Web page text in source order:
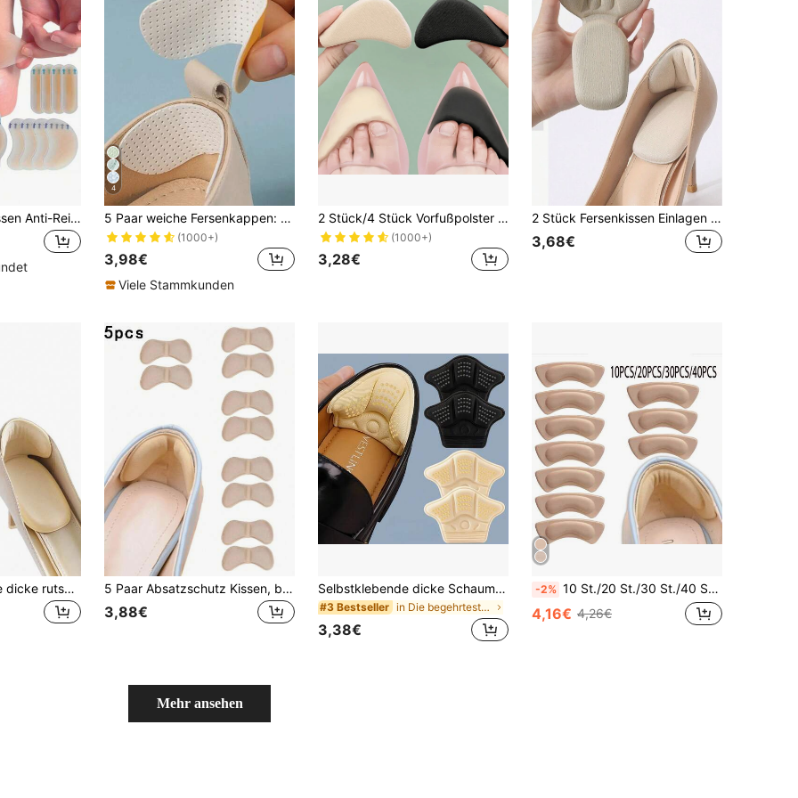
20 Stück Fersenkissen Anti-Reibung Fußschutzpads: Geeignet für Outdoor, Sport, Reisen, Zuhause, Büro, Schule und andere Anlässe, können als Fersenkissen, Schuhfutter, selbstklebende vakuumgeformte Pads zur Schmerzlinderung und Fußpflege verwendet werden
4
5 Paar weiche Fersenkappen: rutschfest, stoßabsorbierend, Fersenpolster, unsichtbare Fersenauskleidungen, geeignet für High Heels und Sneaker, schützt Fersen und Bögen, unisex Schuhzubehör
(1000+)
3,98€
Viele Stammkunden
2 Stück/4 Stück Vorfußpolster Einlegesohlen für Frauen, lindern Schmerzen, reduzieren Schuhgröße, verbessern Passform, Komfort und Schutz für High Heels, Schuhe und Stiefel. Freundin/Valentinstag Geschenk, Schuhe, Frühling Sommer Auswahl, Brautjungfer Geschenke, Zimmer, Strand, Reise, für Männer, für Frauen, Urlaub, süße Sachen, Muttertags Geschenk, Garten, Sommer, Strand, Quetschbar, Abschluss, Schuhständer, Aufbewahrungssparer, Abschlussfeier, Glückwunsch Absolvent, Abschlussparty
(1000+)
3,28€
2 Stück Fersenkissen Einlagen für zu große Schuhe, geeignet für Männer und Frauen, verbessert den Sitz und Komfort durch Polsterung der Ferse, verhindert Rutschen und Blasen für Outdoor, Sport, Reisen, Haushalt, Büro, Schule, Schuhe, Frühling Sommer Auswahl, Brautjungferngeschenke, Zimmer, Strand, Reise, für Männer, für Frauen, Urlaub, süße Sachen, Muttertagsgeschenk, Garten, Sommer, Strand, Quetschbar, Abschluss, Schuhständer, Aufbewahrungssparer, Abschlussfeier, Glückwunsch Absolvent, Abschlussparty
3,68€
2 Stücke T-förmige dicke rutschfeste Fersenpolster, selbstklebende Fersengriffe für Herren- und Damenschuhe, rutschfest, blasenverhütend, Fersenschutz 5 Paar Absatzschutz Kissen, bequeme Einlegesohlen, Fersenkissen, rutschfeste Pads, Fußpflege Fersenschutz, selbstklebende Schuheinlagen, geeignet für Outdoor, Sport, Reisen, Zuhause, Büro, Schule, Rückkehr zur Schule Isolierung, Galentines, Welpe, Karneval, Partydekoration, Schuhe, Frühling Sommer Auswahl, Brautjungferngeschenke, Zimmer, Strand, Reisen, für Männer, für Frauen, Urlaub, niedliche Sachen, Muttertagsgeschenk, Garten, Sommer, Strand, Quetschbar, Abschluss, Schuhständer, Aufbewahrungssparer, Abschlussfeier, Glückwunsch Absolvent, Abschlussparty
3,88€
Selbstklebende dicke Schaumstoff-Schuh-Einlagen - Fersenkissen | Geeignet zum Anpassen von zu großen Schuhen auf eine kleinere Größe | Freizeitschuh-Schutzpolster | Verstellbare Passform | Rutschfeste Griffigkeit | Entwickelt für langfristiges Tragen
#3 Bestseller in Die begehrtesten Produkte, über die alle reden
3,38€
-2% 10 St./20 St./30 St./40 St. bequeme weiche Anti-Blasen Fersenpolster rutschfeste Fersengriffe
4,16€ 4,26€
Mehr ansehen